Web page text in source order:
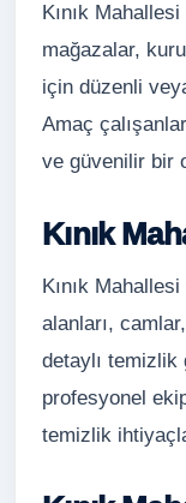
Kınık
mağazalar,
için düzenli
Amaç
ve güvenilir bir
Kınık
Kınık
alanları,
detaylı
profesyonel
temizlik